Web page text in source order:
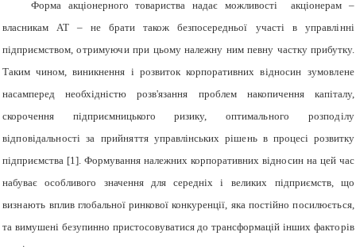
Форма акціонерного товариства надає можливості акціонерам –
власникам АТ – не брати також безпосередньої участі в управлінні
підприємством,отримуючи при цьому належну ним певну частку прибутку.
Таким чином, виникнення і розвиток корпоративнихвідносин зумовлене
насамперед необхідністю розв'язання проблем накопичення капіталу,
скорочення підприємницького ризику, оптимального розподілу
відповідальності за прийняттяуправлінськихрішеньв процесі розвитку
підприємства [1]. Формування належних корпоративних відносин на цей час
набуває особливого значення для середніх і великих підприємств, що
визнають вплив глобальної ринкової конкуренції, яка постійнопосилюється,
та вимушені безупинно пристосовуватися до трансформацій інших факторів